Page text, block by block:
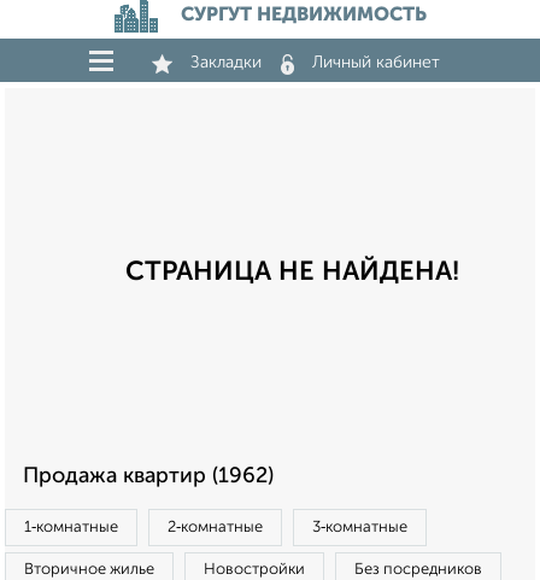
СУРГУТ НЕДВИЖИМОСТЬ
Закладки Личный кабинет
СТРАНИЦА НЕ НАЙДЕНА!
Продажа квартир (1962)
1‑комнатные 2‑комнатные 3‑комнатные
Вторичное жилье Новостройки Без посредников